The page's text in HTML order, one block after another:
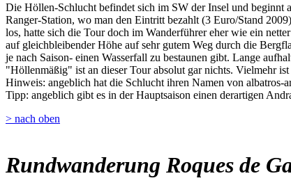
Die Höllen-Schlucht befindet sich im SW der Insel und beginnt
Ranger-Station, wo man den Eintritt bezahlt (3 Euro/Stand
los, hatte sich die Tour doch im Wanderführer eher wie ein
auf gleichbleibender Höhe auf sehr gutem Weg durch die
je nach Saison- einen Wasserfall zu bestaunen gibt. Lange
"Höllenmäßig" ist an dieser Tour absolut gar nichts. Vielmehr
Hinweis: angeblich hat die Schlucht ihren Namen von albatros-
Tipp: angeblich gibt es in der Hauptsaison einen derartigen
> nach oben
Rundwanderung Roques de